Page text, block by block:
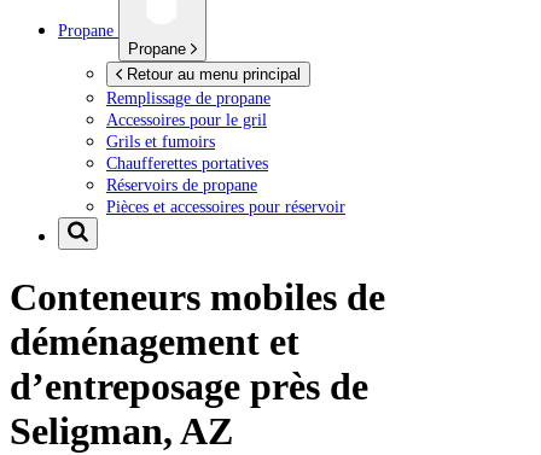
Propane
Propane
Retour au menu principal
Remplissage de propane
Accessoires pour le gril
Grils et fumoirs
Chaufferettes portatives
Réservoirs de propane
Pièces et accessoires pour réservoir
Conteneurs mobiles de
déménagement et
d’entreposage près de
Seligman, AZ